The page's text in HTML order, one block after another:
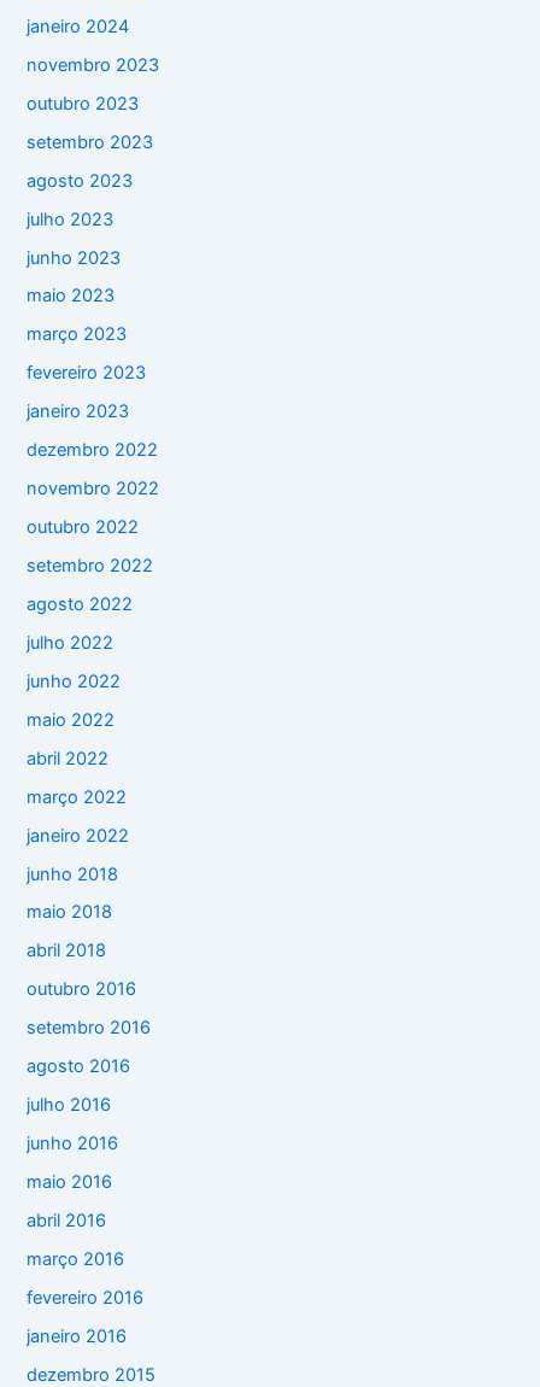
janeiro 2024
novembro 2023
outubro 2023
setembro 2023
agosto 2023
julho 2023
junho 2023
maio 2023
março 2023
fevereiro 2023
janeiro 2023
dezembro 2022
novembro 2022
outubro 2022
setembro 2022
agosto 2022
julho 2022
junho 2022
maio 2022
abril 2022
março 2022
janeiro 2022
junho 2018
maio 2018
abril 2018
outubro 2016
setembro 2016
agosto 2016
julho 2016
junho 2016
maio 2016
abril 2016
março 2016
fevereiro 2016
janeiro 2016
dezembro 2015